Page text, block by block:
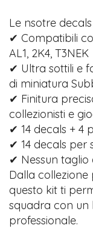
Le nsotre
✔ Compatibili
AL1, 2K4, T3NEK
✔ Ultra sottili e
di miniatura
✔ Finitura
collezionisti e
✔ 14 decals + 4
✔ 14 decals per
✔ Nessun taglio
Dalla
questo kit ti
squadra con un
professionale.